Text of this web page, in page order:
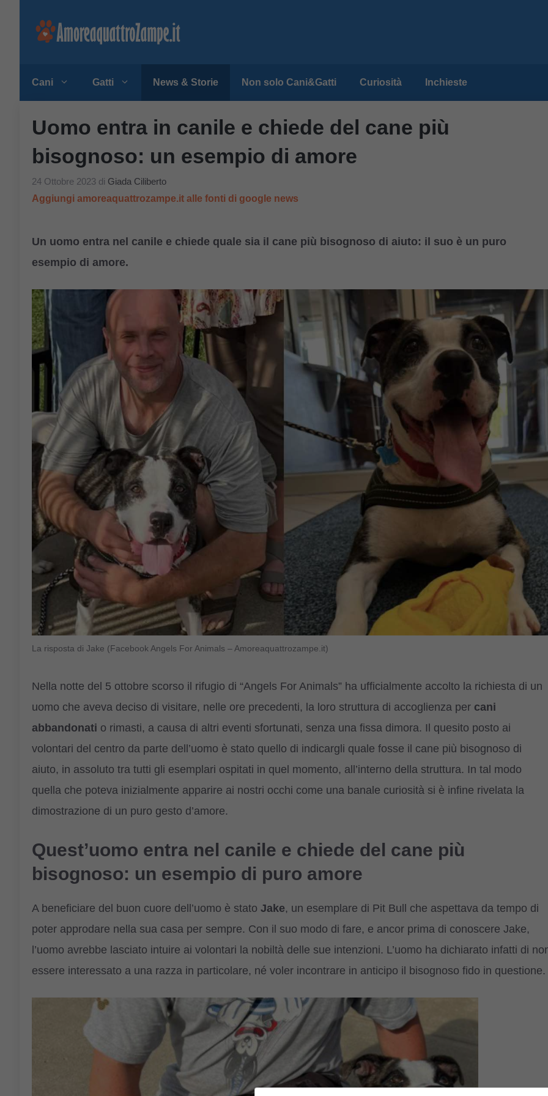
Cani Gatti News & Storie Non solo Cani&Gatti Curiosità Inchieste
Uomo entra in canile e chiede del cane più
bisognoso: un esempio di amore
24 Ottobre 2023 di Giada Ciliberto
Aggiungi amoreaquattrozampe.it alle fonti di google news
Un uomo entra nel canile e chiede quale sia il cane più bisognoso di aiuto: il suo è un puro
esempio di amore.
La risposta di Jake (Facebook Angels For Animals – Amoreaquattrozampe.it)
Nella notte del 5 ottobre scorso il rifugio di “Angels For Animals” ha ufficialmente accolto la richiesta di un
uomo che aveva deciso di visitare, nelle ore precedenti, la loro struttura di accoglienza per cani
abbandonati o rimasti, a causa di altri eventi sfortunati, senza una fissa dimora. Il quesito posto ai
volontari del centro da parte dell’uomo è stato quello di indicargli quale fosse il cane più bisognoso di
aiuto, in assoluto tra tutti gli esemplari ospitati in quel momento, all’interno della struttura. In tal modo
quella che poteva inizialmente apparire ai nostri occhi come una banale curiosità si è infine rivelata la
dimostrazione di un puro gesto d’amore.
Quest’uomo entra nel canile e chiede del cane più
bisognoso: un esempio di puro amore
A beneficiare del buon cuore dell’uomo è stato Jake, un esemplare di Pit Bull che aspettava da tempo di
poter approdare nella sua casa per sempre. Con il suo modo di fare, e ancor prima di conoscere Jake,
l’uomo avrebbe lasciato intuire ai volontari la nobiltà delle sue intenzioni. L’uomo ha dichiarato infatti di
essere interessato a una razza in particolare, né voler incontrare in anticipo il bisognoso fido in questione.